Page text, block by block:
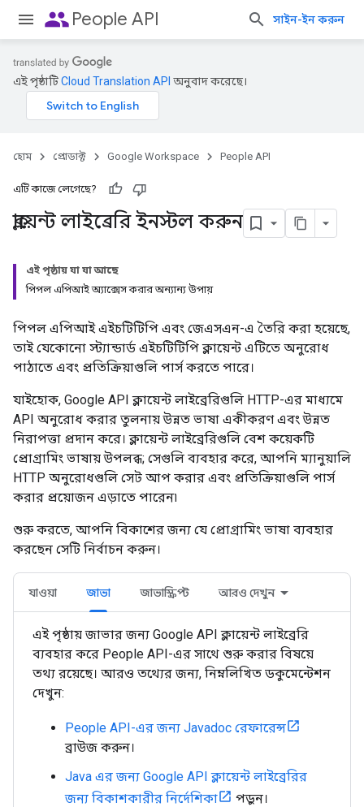
peoplePeople API সাইন-ইন করুন
এই পৃষ্ঠাটিCloud Translation API অনুবাদ করেছে।
হোম প্রোডাক্ট Google Workspace People API
এটি কাজে লেগেছে?
ক্লায়েন্ট লাইব্রেরি ইনস্টল করুন
এই পৃষ্ঠায় যা যা আছে
পিপল এপিআই অ্যাক্সেস করার অন্যান্য উপায়
পিপল এপিআই এইচটিটিপি এবং জেএসএন-এ তৈরি করা হয়েছে,
তাই যেকোনো স্ট্যান্ডার্ড এইচটিটিপি ক্লায়েন্ট এটিতে অনুরোধ
পাঠাতে এবং প্রতিক্রিয়াগুলি পার্স করতে পারে।
যাইহোক, Google API ক্লায়েন্ট লাইব্রেরিগুলি HTTP-এর মাধ্যমে
API অনুরোধ করার তুলনায় উন্নত ভাষা একীকরণ এবং উন্নত
নিরাপত্তা প্রদান করে। ক্লায়েন্ট লাইব্রেরিগুলি বেশ কয়েকটি
প্রোগ্রামিং ভাষায় উপলব্ধ; সেগুলি ব্যবহার করে, আপনি ম্যানুয়ালি
HTTP অনুরোধগুলি সেট আপ করার এবং প্রতিক্রিয়াগুলি পার্স
করার প্রয়োজন এড়াতে পারেন৷
শুরু করতে, আপনি বিকাশের জন্য যে প্রোগ্রামিং ভাষা ব্যবহার
করছেন সেটি নির্বাচন করুন।
যাওয়া জাভা জাভাস্ক্রিপ্ট আরও দেখুন
এই পৃষ্ঠায় জাভার জন্য Google API ক্লায়েন্ট লাইব্রেরি
ব্যবহার করে People API-এর সাথে শুরু করার বিষয়ে
তথ্য রয়েছে। আরও তথ্যের জন্য, নিম্নলিখিত ডকুমেন্টেশন
দেখুন:
People API-এর জন্য Javadoc রেফারেন্স
ব্রাউজ করুন।
Java এর জন্য Google API ক্লায়েন্ট লাইব্রেরির
জন্য বিকাশকারীর নির্দেশিকা
পড়ুন।